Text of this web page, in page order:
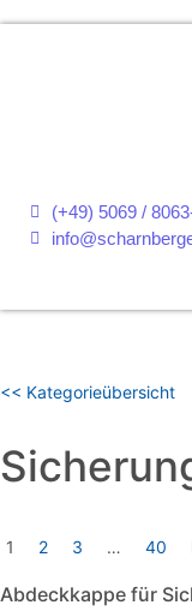
(+49) 5069 /
<< Kategorieübersicht
1 2 3 … 40
Abdeckkappe für